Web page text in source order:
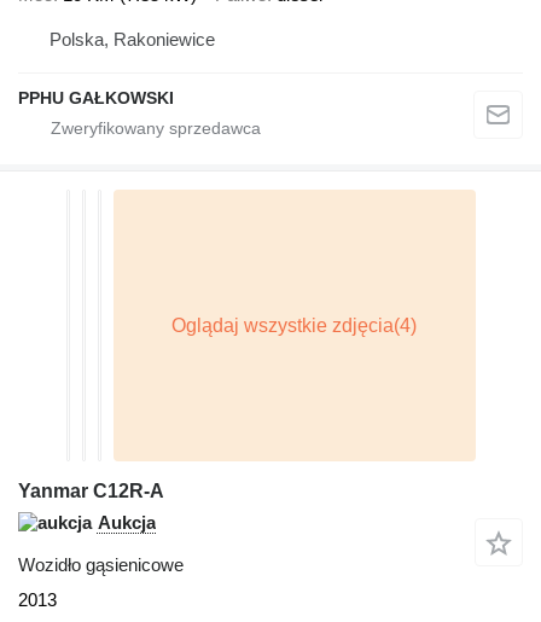
Polska, Rakoniewice
PPHU GAŁKOWSKI
Yanmar C12R-A
Aukcja
Wozidło gąsienicowe
2013